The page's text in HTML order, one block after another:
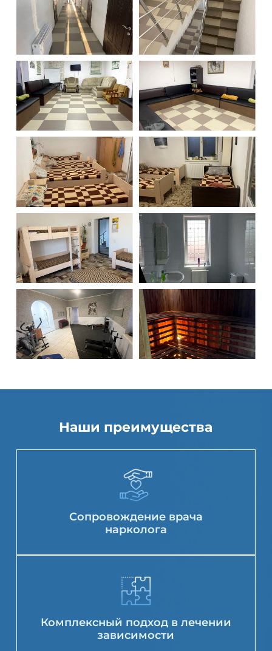
Наши преимущества
Сопровождение врача
нарколога
Комплексный подход в лечении
зависимости